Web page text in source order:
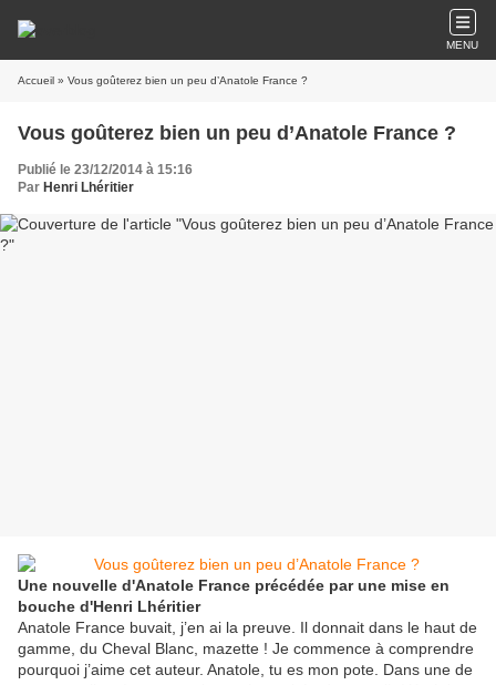
MENU
Accueil » Vous goûterez bien un peu d’Anatole France ?
Vous goûterez bien un peu d’Anatole France ?
Publié le 23/12/2014 à 15:16
Par Henri Lhéritier
Une nouvelle d'Anatole France précédée par une mise en
bouche d'Henri Lhéritier
Anatole France buvait, j’en ai la preuve. Il donnait dans le haut de
gamme, du Cheval Blanc, mazette ! Je commence à comprendre
pourquoi j’aime cet auteur. Anatole, tu es mon pote. Dans une de